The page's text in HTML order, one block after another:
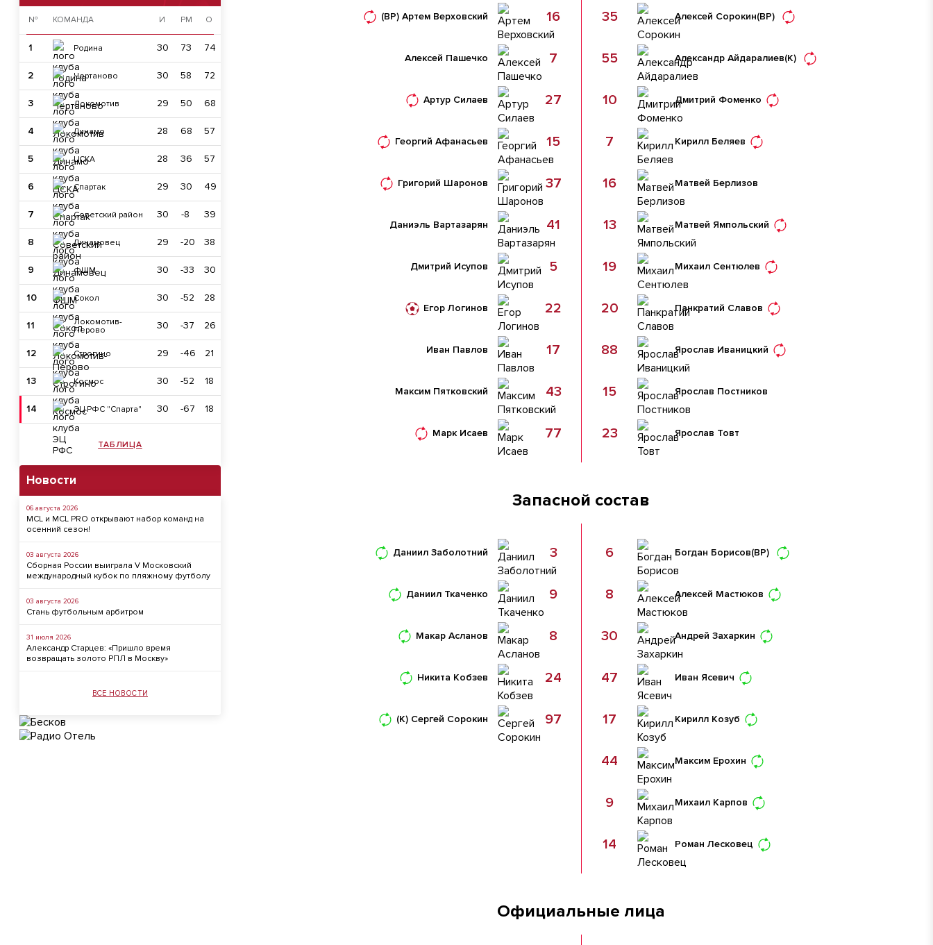
№ КОМАНДА И РМ О
1 Родина 30 73 74
2 Чертаново 30 58 72
3 Локомотив 29 50 68
4 Динамо 28 68 57
5 ЦСКА 28 36 57
6 Спартак 29 30 49
7 Советский район 30 -8 39
8 Динамовец 29 -20 38
9 ФШМ 30 -33 30
10 Сокол 30 -52 28
11
Локомотив-
Перово
30 -37 26
12 Строгино 29 -46 21
13 Космос 30 -52 18
14 ЭЦ РФС "Спарта" 30 -67 18
ТАБЛИЦА
Новости
06 августа 2026
MCL и MCL PRO открывают набор команд на
осенний сезон!
03 августа 2026
Сборная России выиграла V Московский
международный кубок по пляжному футболу
03 августа 2026
Стань футбольным арбитром
31 июля 2026
Александр Старцев: «Пришло время
возвращать золото РПЛ в Москву»
ВСЕ НОВОСТИ
Артем Верховский
(ВР) 16
Алексей Пашечко 7
Артур Силаев 27
Георгий Афанасьев 15
Григорий Шаронов 37
Даниэль Вартазарян 41
Дмитрий Исупов 5
Егор Логинов 22
Иван Павлов 17
Максим Пятковский 43
Марк Исаев 77
Алексей Сорокин(ВР)
35
Александр Айдаралиев(К)
55
Дмитрий Фоменко
10
Кирилл Беляев
7
Матвей Берлизов
16
Матвей Ямпольский
13
Михаил Сентюлев
19
Панкратий Славов
20
Ярослав Иваницкий
88
Ярослав Постников
15
Ярослав Товт
23
Запасной состав
Даниил Заболотний 3
Даниил Ткаченко 9
Макар Асланов 8
Никита Кобзев 24
Сергей Сорокин
(К) 97
Богдан Борисов(ВР)
6
Алексей Мастюков
8
Андрей Захаркин
30
Иван Ясевич
47
Кирилл Козуб
17
Максим Ерохин
44
Михаил Карпов
9
Роман Лесковец
14
Официальные лица